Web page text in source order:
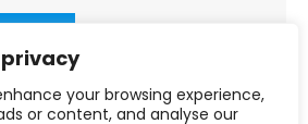
your browsing experience,
or content, and analyse our